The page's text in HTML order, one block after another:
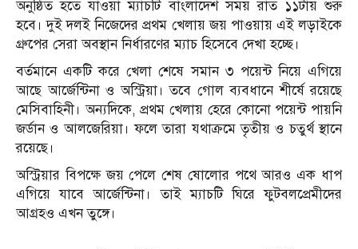
অনুষ্ঠিত হতে যাওয়া ম্যাচটি বাংলাদেশ সময় রাত ১১টায় শুরু
হবে। দুই দলই নিজেদের প্রথম খেলায় জয় পাওয়ায় এই লড়াইকে
গ্রুপের সেরা অবস্থান নির্ধারণের ম্যাচ হিসেবে দেখা হচ্ছে।
বর্তমানে একটি করে খেলা শেষে সমান ৩ পয়েন্ট নিয়ে এগিয়ে
আছে আর্জেন্টিনা ও অস্ট্রিয়া। তবে গোল ব্যবধানে শীর্ষে রয়েছে
মেসিবাহিনী। অন্যদিকে, প্রথম খেলায় হেরে কোনো পয়েন্ট পায়নি
জর্ডান ও আলজেরিয়া। ফলে তারা যথাক্রমে তৃতীয় ও চতুর্থ স্থানে
রয়েছে।
অস্ট্রিয়ার বিপক্ষে জয় পেলে শেষ ষোলোর পথে আরও এক ধাপ
এগিয়ে যাবে আর্জেন্টিনা। তাই ম্যাচটি ঘিরে ফুটবলপ্রেমীদের
আগ্রহও এখন তুঙ্গে।